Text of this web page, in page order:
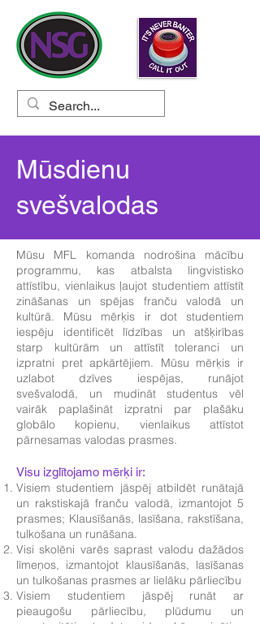
Mūsdienu
svešvalodas
Mūsu MFL komanda nodrošina mācību
programmu, kas atbalsta lingvistisko
attīstību, vienlaikus ļaujot studentiem attīstīt
zināšanas un spējas franču valodā un
kultūrā. Mūsu mērķis ir dot studentiem
iespēju identificēt līdzības un atšķirības
starp kultūrām un attīstīt toleranci un
izpratni pret apkārtējiem. Mūsu mērķis ir
uzlabot dzīves iespējas, runājot
svešvalodā, un mudināt studentus vēl
vairāk paplašināt izpratni par plašāku
globālo kopienu, vienlaikus attīstot
pārnesamas valodas prasmes.
Visu izglītojamo mērķi ir:
Visiem studentiem jāspēj atbildēt runātajā
un rakstiskajā franču valodā, izmantojot 5
prasmes; Klausīšanās, lasīšana, rakstīšana,
tulkošana un runāšana.
Visi skolēni varēs saprast valodu dažādos
līmeņos, izmantojot klausīšanās, lasīšanas
un tulkošanas prasmes ar lielāku pārliecību
Visiem studentiem jāspēj runāt ar
pieaugošu pārliecību, plūdumu un